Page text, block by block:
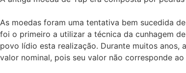
As moedas foram uma tentativa bem sucedida
foi o primeiro a utilizar a técnica da cunhagem
povo lídio esta realização. Durante muitos anos,
valor nominal, pois seu valor não corresponde